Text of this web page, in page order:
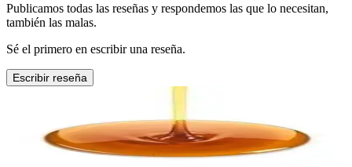
Publicamos todas las reseñas y respondemos las que lo necesitan,
también las malas.
Sé el primero en escribir una reseña.
Escribir reseña